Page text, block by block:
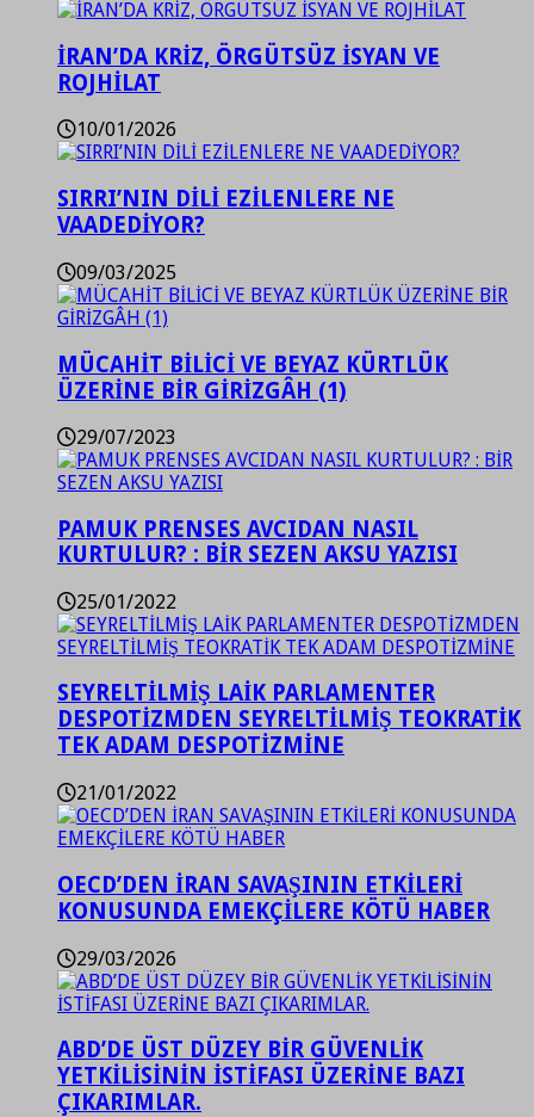
İRAN’DA KRİZ, ÖRGÜTSÜZ İSYAN VE
ROJHİLAT
10/01/2026
SIRRI’NIN DİLİ EZİLENLERE NE
VAADEDİYOR?
09/03/2025
MÜCAHİT BİLİCİ VE BEYAZ KÜRTLÜK
ÜZERİNE BİR GİRİZGÂH (1)
29/07/2023
PAMUK PRENSES AVCIDAN NASIL
KURTULUR? : BİR SEZEN AKSU YAZISI
25/01/2022
SEYRELTİLMİŞ LAİK PARLAMENTER
DESPOTİZMDEN SEYRELTİLMİŞ TEOKRATİK
TEK ADAM DESPOTİZMİNE
21/01/2022
OECD’DEN İRAN SAVAŞININ ETKİLERİ
KONUSUNDA EMEKÇİLERE KÖTÜ HABER
29/03/2026
ABD’DE ÜST DÜZEY BİR GÜVENLİK
YETKİLİSİNİN İSTİFASI ÜZERİNE BAZI
ÇIKARIMLAR.